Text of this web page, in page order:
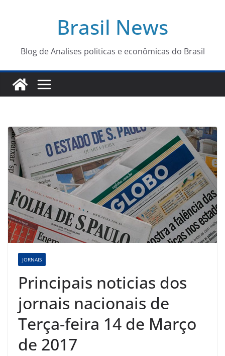
conteúdo
Brasil News
Blog de Analises politicas e econômicas do Brasil
JORNAIS
Principais noticias dos
jornais nacionais de
Terça-feira 14 de Março
de 2017